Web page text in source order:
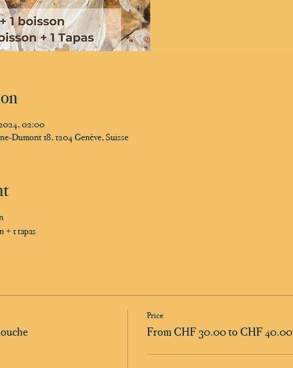
2024, 02:00
Dumont 18, 1204 Genève, Suisse
+ 1 tapas
Price
From CHF 30.00 to CHF 40.00